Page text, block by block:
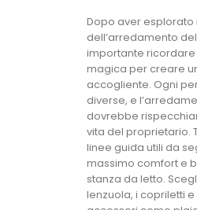
Dopo aver esplorato
dell’arredamento
importante ricordare
magica per creare
accogliente. Ogni
diverse, e
dovrebbe
vita del proprietario.
linee guida utili da
massimo comfort e
stanza da letto.
lenzuola, i copriletti